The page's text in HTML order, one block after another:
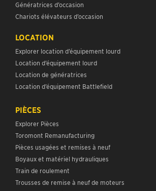
Génératrices d’occasion
Chariots élévateurs d’occasion
LOCATION
Explorer location d’équipement lourd
Location d’équipement lourd
Location de génératrices
Location d’équipement Battlefield
PIÈCES
Explorer Pièces
Toromont Remanufacturing
Pièces usagées et remises à neuf
Boyaux et matériel hydrauliques
Train de roulement
Trousses de remise à neuf de moteurs